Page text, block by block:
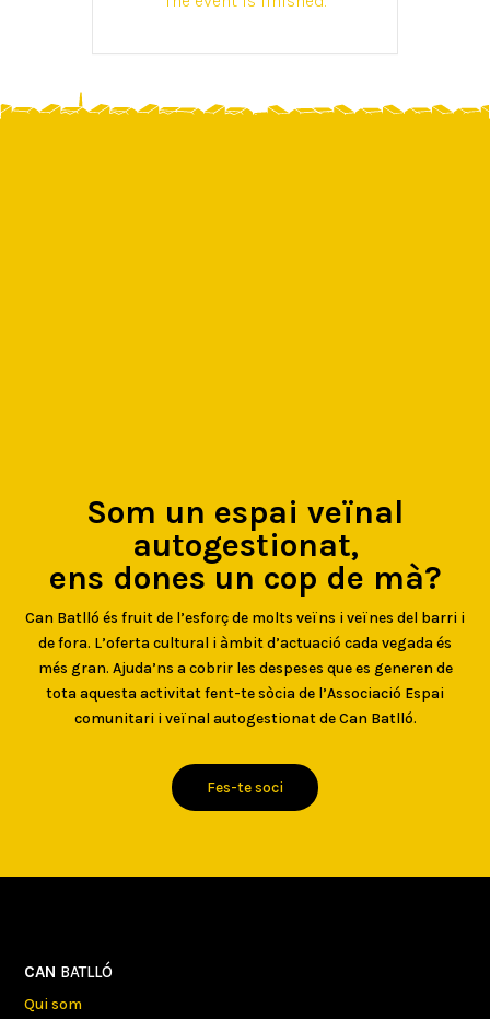
Som un espai veïnal
autogestionat,
ens dones un cop de mà?
Can Batlló és fruit de l’esforç de molts veïns i veïnes del barri i
de fora. L’oferta cultural i àmbit d’actuació cada vegada és
més gran. Ajuda’ns a cobrir les despeses que es generen de
tota aquesta activitat fent-te sòcia de l’Associació Espai
comunitari i veïnal autogestionat de Can Batlló.
Fes-te soci
CAN BATLLÓ
Qui som